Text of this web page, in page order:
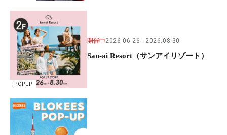
POPUP
開催中2026.06.26 2026.08.30
San-ai Resort（サンアイリゾート）